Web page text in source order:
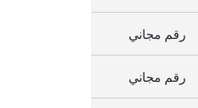
رقم مجاني
رقم مجاني